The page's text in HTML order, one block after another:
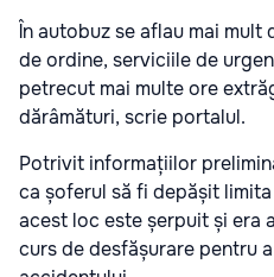
În autobuz se aflau mai
de ordine, serviciile de
petrecut mai multe ore
dărâmături, scrie portalul.
Potrivit informațiilor
ca șoferul să fi depășit
acest loc este șerpuit și era
curs de desfășurare pentru